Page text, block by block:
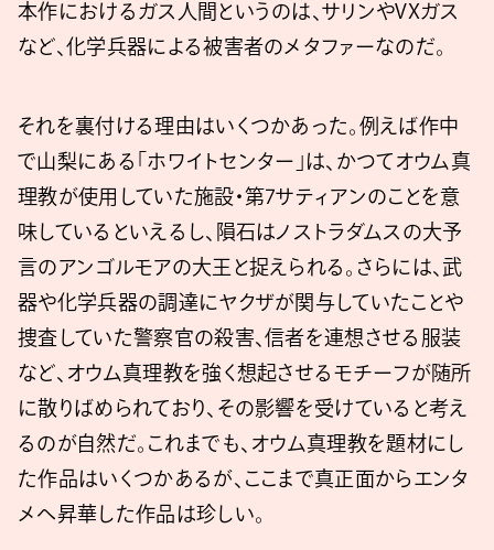
本作におけるガス人間というのは、サリンやVXガス
など、化学兵器による被害者のメタファーなのだ。
それを裏付ける理由はいくつかあった。例えば作中
で山梨にある「ホワイトセンター」は、かつてオウム真
理教が使用していた施設・第7サティアンのことを意
味しているといえるし、隕石はノストラダムスの大予
言のアンゴルモアの大王と捉えられる。さらには、武
器や化学兵器の調達にヤクザが関与していたことや
捜査していた警察官の殺害、信者を連想させる服装
など、オウム真理教を強く想起させるモチーフが随所
に散りばめられており、その影響を受けていると考え
るのが自然だ。これまでも、オウム真理教を題材にし
た作品はいくつかあるが、ここまで真正面からエンタ
メへ昇華した作品は珍しい。